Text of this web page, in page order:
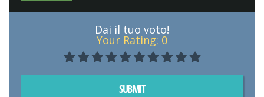
Dai il tuo voto!
Your Rating: 0
SUBMIT